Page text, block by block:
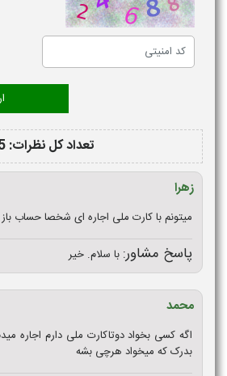
تعداد کل نظرات: 5
زهرا
میتونم با کارت ملی اجاره ای شخصا حساب
پاسخ مشاور: با سلام. خیر
محمد
اگه کسی بخواد دوتاکارت ملی دارم اجاره
بدرک که میخواد هرچی بشه